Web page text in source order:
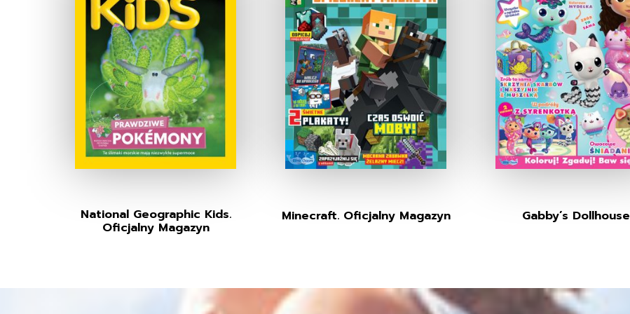
National Geographic Kids.
Oficjalny Magazyn
Minecraft. Oficjalny Magazyn Gabby’s Dollhouse